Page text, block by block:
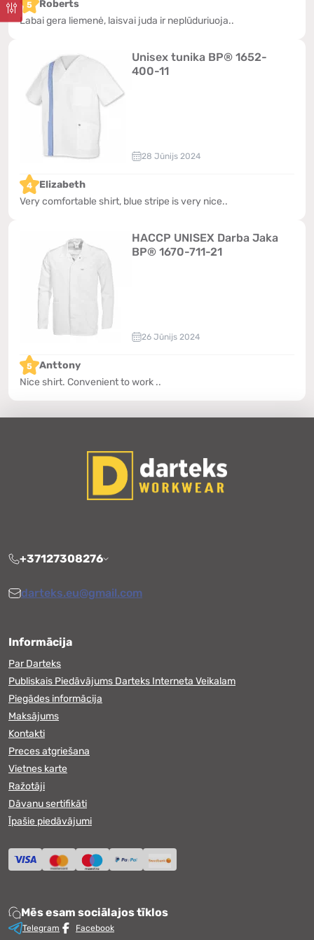
apmeklējiet mūsu veikalu Riga, Latvia, Brivibas iela
5
Roberts
Labai gera liemenė, laisvai juda ir neplūduriuoja..
Unisex tunika BP® 1652-
400-11
28 Jūnijs 2024
4
Elizabeth
Very comfortable shirt, blue stripe is very nice..
HACCP UNISEX Darba Jaka
BP® 1670-711-21
26 Jūnijs 2024
5
Anttony
Nice shirt. Convenient to work ..
+37127308276
darteks.eu@gmail.com
Informācija
Par Darteks
Publiskais Piedāvājums Darteks Interneta Veikalam
Piegādes informācija
Maksājums
Kontakti
Preces atgriešana
Vietnes karte
Ražotāji
Dāvanu sertifikāti
Īpašie piedāvājumi
Mēs esam sociālajos tīklos
Telegram Facebook